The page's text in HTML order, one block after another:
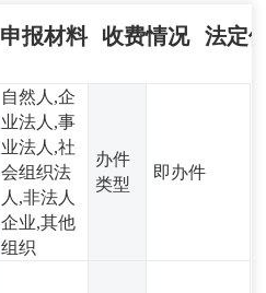
申报材料 收费情况 法定
自然人,企
业法人,事
业法人,社
会组织法
人,非法人
企业,其他
组织
办件
类型
即办件